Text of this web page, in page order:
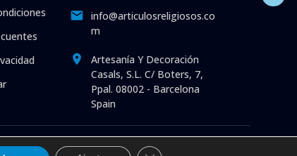
info@articulosreligiosos.co
m
Artesanía Y Decoración
Casals, S.L. C/ Boters, 7,
Ppal. 08002 - Barcelona
Spain
Religiosos: Estatuas. Fotos. Iconos. Medallas.